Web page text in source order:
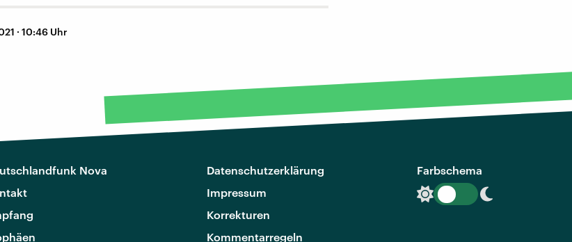
· 10:46 Uhr
Nova
Datenschutzerklärung
Impressum
Korrekturen
Kommentarregeln
Farbschema